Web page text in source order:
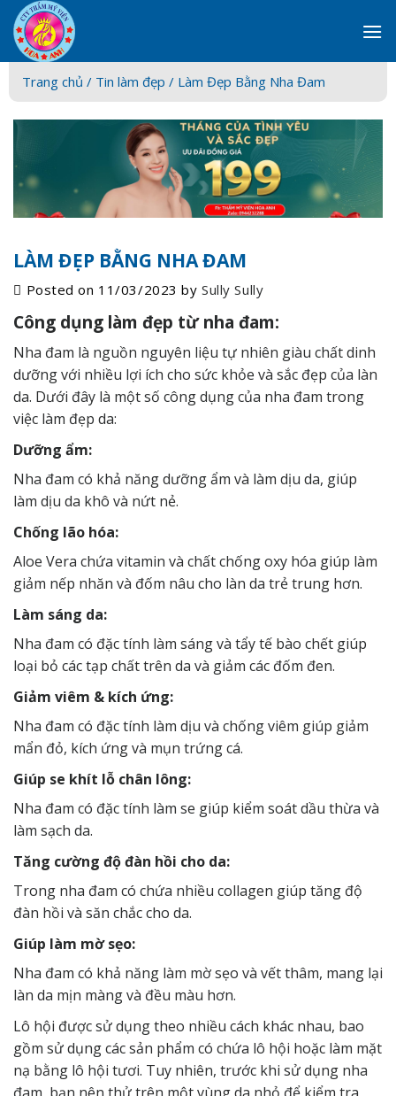
Skip
to
content
Trang chủ / Tin làm đẹp / Làm Đẹp Bằng Nha Đam
LÀM ĐẸP BẰNG NHA ĐAM
Posted on 11/03/2023 bySully Sully
Công dụng làm đẹp từ nha đam:
Nha đam là nguồn nguyên liệu tự nhiên giàu chất dinh
dưỡng với nhiều lợi ích cho sức khỏe và sắc đẹp của làn
da. Dưới đây là một số công dụng của nha đam trong
việc làm đẹp da:
Dưỡng ẩm:
Nha đam có khả năng dưỡng ẩm và làm dịu da, giúp
làm dịu da khô và nứt nẻ.
Chống lão hóa:
Aloe Vera chứa vitamin và chất chống oxy hóa giúp làm
giảm nếp nhăn và đốm nâu cho làn da trẻ trung hơn.
Làm sáng da:
Nha đam có đặc tính làm sáng và tẩy tế bào chết giúp
loại bỏ các tạp chất trên da và giảm các đốm đen.
Giảm viêm & kích ứng:
Nha đam có đặc tính làm dịu và chống viêm giúp giảm
mẩn đỏ, kích ứng và mụn trứng cá.
Giúp se khít lỗ chân lông:
Nha đam có đặc tính làm se giúp kiểm soát dầu thừa và
làm sạch da.
Tăng cường độ đàn hồi cho da:
Trong nha đam có chứa nhiều collagen giúp tăng độ
đàn hồi và săn chắc cho da.
Giúp làm mờ sẹo:
Nha đam có khả năng làm mờ sẹo và vết thâm, mang lại
làn da mịn màng và đều màu hơn.
Lô hội được sử dụng theo nhiều cách khác nhau, bao
gồm sử dụng các sản phẩm có chứa lô hội hoặc làm mặt
nạ bằng lô hội tươi. Tuy nhiên, trước khi sử dụng nha